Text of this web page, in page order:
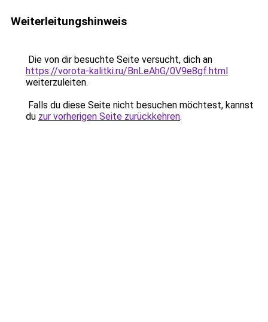
Weiterleitungshinweis
Die von dir besuchte Seite versucht, dich an
https://vorota-kalitki.ru/BnLeAhG/0V9e8gf.html
weiterzuleiten.
Falls du diese Seite nicht besuchen möchtest, kannst
du zur vorherigen Seite zurückkehren.